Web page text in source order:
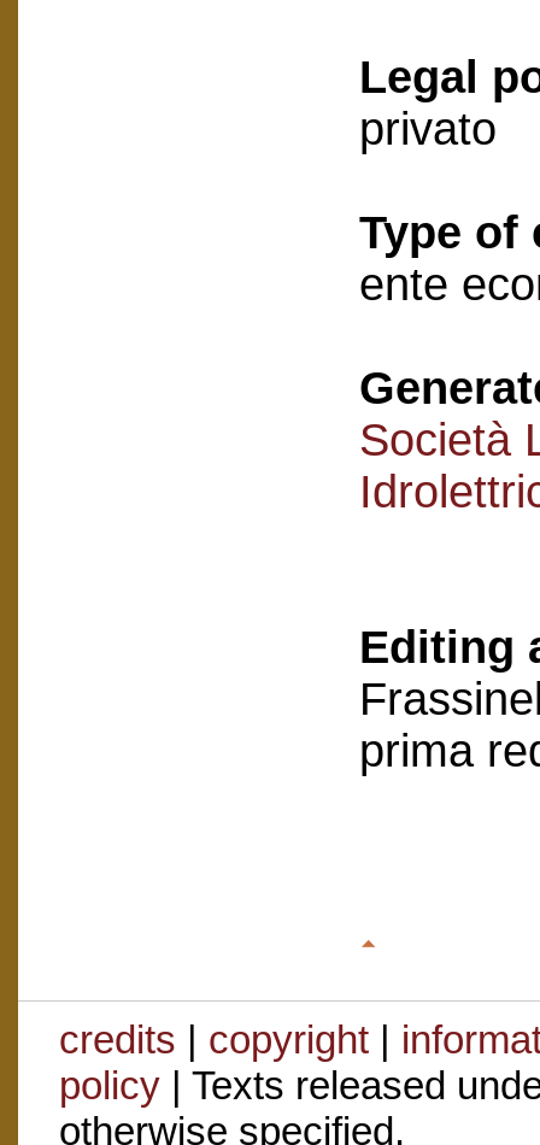
Legal
privato
Type of
ente
Società
Editing
prima
credits | copyright|
policy| Texts released
otherwise specified.